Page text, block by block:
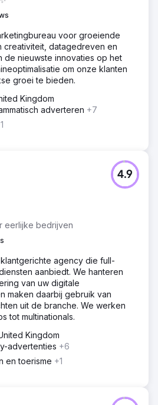
voor groeiende
creativiteit, datagedreven en
de nieuwste innovaties op het
om onze klanten
groei te bieden.
Kingdom
adverteren +7
eerlijke bedrijven
4.9
agency die full-
aanbiedt. We hanteren
van uw digitale
maken daarbij gebruik van
uit de branche. We werken
tot multinationals.
Kingdom
advertenties +6
en toerisme +1